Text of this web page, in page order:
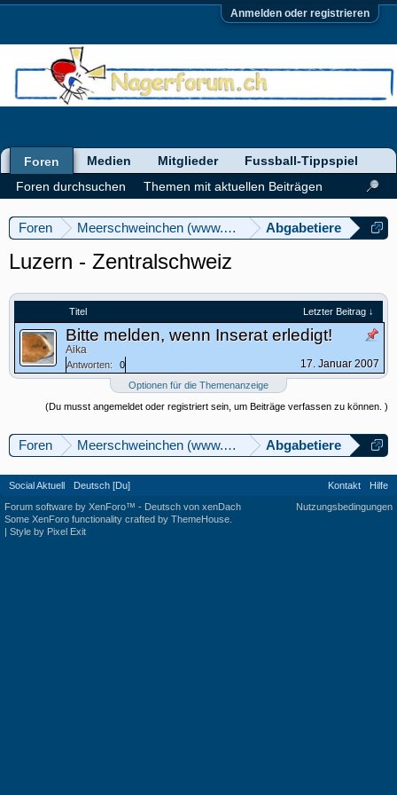
Anmelden oder registrieren
Foren Meerschweinchen (www.meerschweinforum.ch)
Abgabetiere
Luzern - Zentralschweiz
Titel Letzter Beitrag ↓
Bitte melden, wenn Inserat erledigt!
Aika
Antworten: 0 17. Januar 2007
Optionen für die Themenanzeige
(Du musst angemeldet oder registriert sein, um Beiträge verfassen zu können. )
Foren Meerschweinchen (www.meerschweinforum.ch)
Abgabetiere
Foren
Foren durchsuchen
Themen mit aktuellen Beiträgen
Medien Mitglieder Fussball-Tippspiel
Social Aktuell Deutsch [Du] Kontakt
Hilfe
Nutzungsbedingungen
Forum software by XenForo™ - Deutsch von xenDach
Some XenForo functionality crafted by ThemeHouse
| Style by Pixel Exit